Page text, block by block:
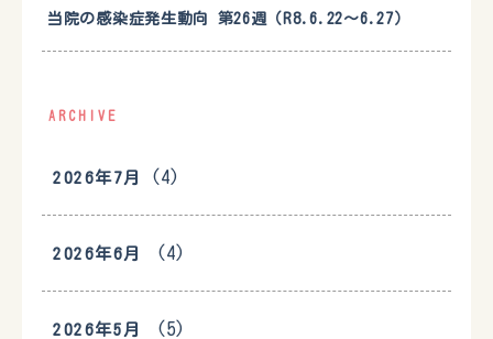
当院の感染症発生動向 第26週（R8.6.22〜6.27）
ARCHIVE
2026年7月 (4)
2026年6月 (4)
2026年5月 (5)